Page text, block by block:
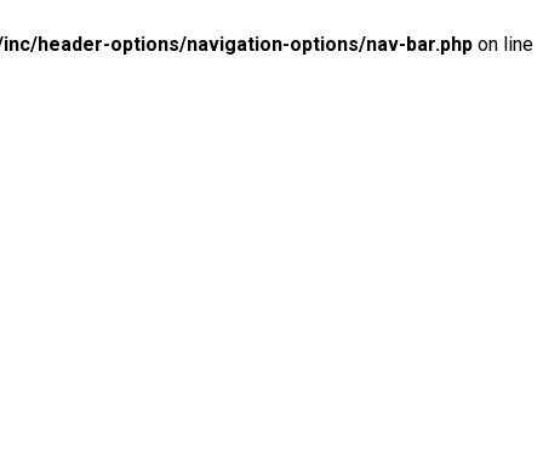
header-options/navigation-options/nav-bar.php on line